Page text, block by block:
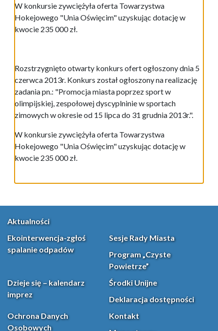
W konkursie zywciężyła oferta Towarzystwa
Hokejowego "Unia Oświęcim" uzyskując dotację w
kwocie 235 000 zł.
Rozstrzygnięto otwarty konkurs ofert ogłoszony dnia 5
czerwca 2013r. Konkurs został ogłoszony na realizację
zadania pn.: "Promocja miasta poprzez sport w
olimpijskiej, zespołowej dyscyplninie w sportach
zimowych w okresie od 15 lipca do 31 grudnia 2013r.".
W konkursie zywciężyła oferta Towarzystwa
Hokejowego "Unia Oświęcim" uzyskując dotację w
kwocie 235 000 zł.
Aktualności
Ekointerwencja-zgłoś
spalanie odpadów
Sesje Rady Miasta
Program „Czyste
Powietrze”
Dzieje się – kalendarz
imprez
Środki Unijne
Deklaracja dostępności
Ochrona Danych
Osobowych
Kontakt